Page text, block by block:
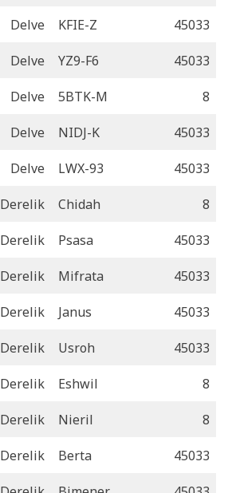
Delve KFIE-Z 45033
Delve YZ9-F6 45033
Delve 5BTK-M 8
Delve NIDJ-K 45033
Delve LWX-93 45033
Derelik Chidah 8
Derelik Psasa 45033
Derelik Mifrata 45033
Derelik Janus 45033
Derelik Usroh 45033
Derelik Eshwil 8
Derelik Nieril 8
Derelik Berta 45033